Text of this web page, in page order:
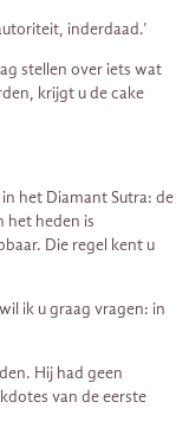
inderdaad.’
stellen over iets wat
krijgt u de cake
het Diamant Sutra: de
het heden is
Die regel kent u
ik u graag vragen: in
Hij had geen
van de eerste